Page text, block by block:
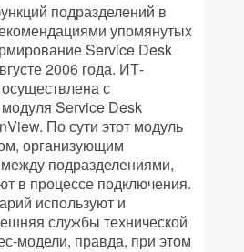
подразделений в
упомянутых
Service Desk
2006 года. ИТ-
с
Service Desk
По сути этот модуль
организующим
подразделениями,
в процессе подключения.
используют и
службы технической
модели, правда, при этом